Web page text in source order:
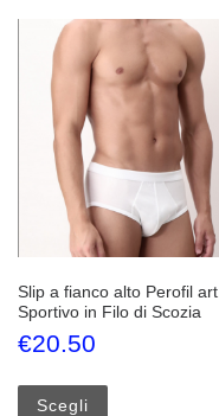
Slip a fianco alto Perofil art.
Sportivo in Filo di Scozia
€20.50
Scegli